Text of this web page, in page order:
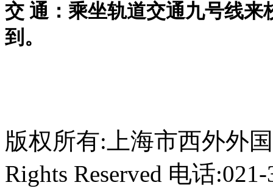
交 通：乘坐轨道交通九号线来
到。
版权所有:上海市西外外
Rights Reserved 电话